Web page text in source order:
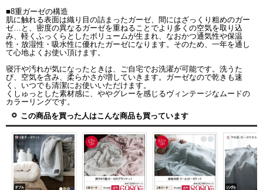
■8重ガーゼの構造
肌に触れる表面は織り目の詰まったガーゼ、間にはざっくり粗めのガー
ゼ…と、密度の異なるガーゼを重ねることでより多くの空気を取り込
み、軽くふっくらとしたボリュームが生まれ、なおかつ通気性や保温
性・放湿性・吸水性に優れたガーゼになります。そのため、一年を通し
て心地よくお使い頂けます。
寝汗や汚れが気になったときは、ご自宅でお洗濯が可能です。洗うた
び、空気を含み、柔らかさが増していきます。ガーゼなので乾きも速
く、いつでも清潔にお使いいただけます。
くしゅっとした素材感に、ややグレーを感じるヴィンテージなムードの
カラーリングです。
この商品を買った人はこんな商品も買っています